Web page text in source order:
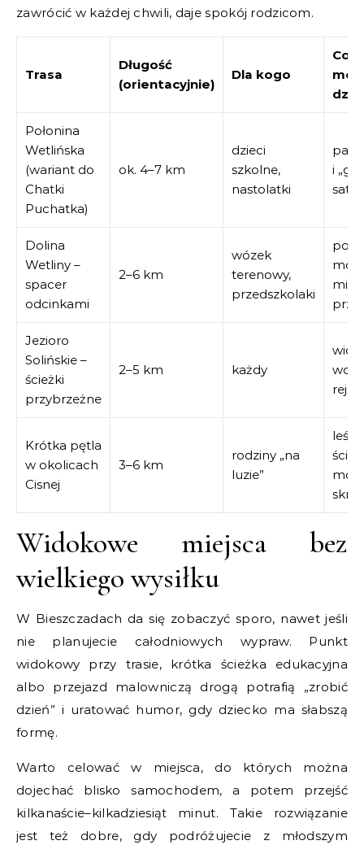
zawrócić w każdej chwili, daje spokój rodzicom.
Trasa
Długość
(orientacyjnie)
Dla kogo
Co
Połonina
Wetlińska
(wariant do
Chatki
Puchatka)
ok. 4–7 km
dzieci
szkolne,
nastolatki
i
Dolina
Wetliny –
spacer
odcinkami
2–6 km
wózek
terenowy,
przedszkolaki
Jezioro
Solińskie –
ścieżki
przybrzeżne
2–5 km każdy
rejs
Krótka pętla
w okolicach
Cisnej
3–6 km
rodziny „na
luzie”
leśne
Widokowe miejsca bez
wielkiego wysiłku
W Bieszczadach da się zobaczyć sporo, nawet jeśli
nie planujecie całodniowych wypraw. Punkt
widokowy przy trasie, krótka ścieżka edukacyjna
albo przejazd malowniczą drogą potrafią „zrobić
dzień” i uratować humor, gdy dziecko ma słabszą
formę.
Warto celować w miejsca, do których można
dojechać blisko samochodem, a potem przejść
kilkanaście–kilkadziesiąt minut. Takie rozwiązanie
jest też dobre, gdy podróżujecie z młodszym